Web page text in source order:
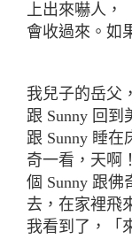
上出來嚇人，
會收過來。如
我兒子的岳父
跟 Sunny 回到
跟 Sunny 睡在
奇一看，天啊！
個 Sunny 跟佛
去，在家裡飛
我看到了，「